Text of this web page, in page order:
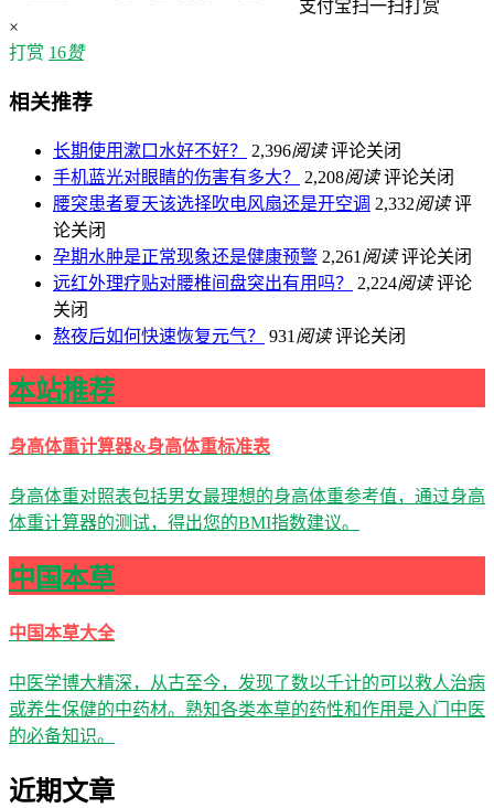
支付宝扫一扫打赏
×
打赏 16赞
相关推荐
长期使用漱口水好不好？ 2,396阅读 评论关闭
手机蓝光对眼睛的伤害有多大？
2,208阅读 评论关闭
腰突患者夏天该选择吹电风扇还是开空调 2,332阅读 评
论关闭
孕期水肿是正常现象还是健康预警 2,261 阅读 评论关闭
远红外理疗贴对腰椎间盘突出有用吗？
2,224阅读 评论
关闭
熬夜后如何快速恢复元气？
931 阅读 评论关闭
本站推荐
身高体重计算器&身高体重标准表
身高体重对照表包括男女最理想的身高体重参考值，通过身高
体重计算器的测试，得出您的BMI指数建议。
中国本草
中国本草大全
中医学博大精深，从古至今，发现了数以千计的可以救人治病
或养生保健的中药材。熟知各类本草的药性和作用是入门中医
的必备知识。
近期文章